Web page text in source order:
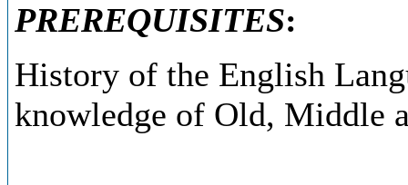
PREREQUISITES:
History of the English
knowledge of Old, Middle